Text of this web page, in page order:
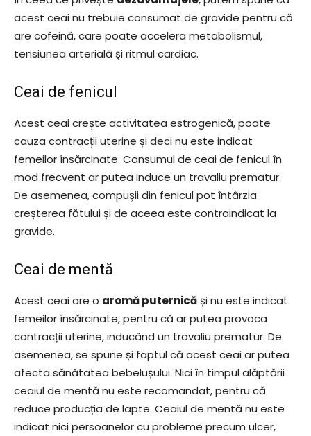
acest ceai nu trebuie consumat de gravide pentru că
are cofeină, care poate accelera metabolismul,
tensiunea arterială și ritmul cardiac.
Ceai de fenicul
Acest ceai crește activitatea estrogenică, poate
cauza contracții uterine și deci nu este indicat
femeilor însărcinate. Consumul de ceai de fenicul în
mod frecvent ar putea induce un travaliu prematur.
De asemenea, compușii din fenicul pot întârzia
creșterea fătului și de aceea este contraindicat la
gravide.
Ceai de mentă
Acest ceai are o aromă puternicăși nu este indicat
femeilor însărcinate, pentru că ar putea provoca
contracții uterine, inducând un travaliu prematur. De
asemenea, se spune și faptul că acest ceai ar putea
afecta sănătatea bebelușului. Nici în timpul alăptării
ceaiul de mentă nu este recomandat, pentru că
reduce producția de lapte. Ceaiul de mentă nu este
indicat nici persoanelor cu probleme precum ulcer,